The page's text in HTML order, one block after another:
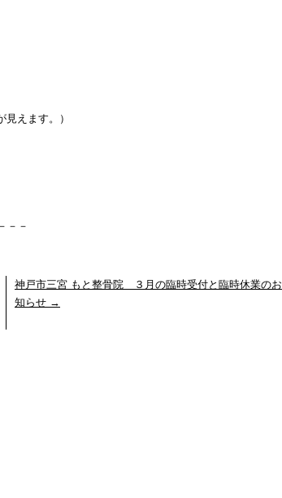
えます。）
－－
神戸市三宮 もと整骨院 ３月の臨時受付と臨時休業のお
知らせ →